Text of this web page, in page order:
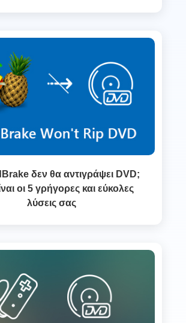
δεν θα αντιγράψει DVD;
οι 5 γρήγορες και εύκολες
λύσεις σας